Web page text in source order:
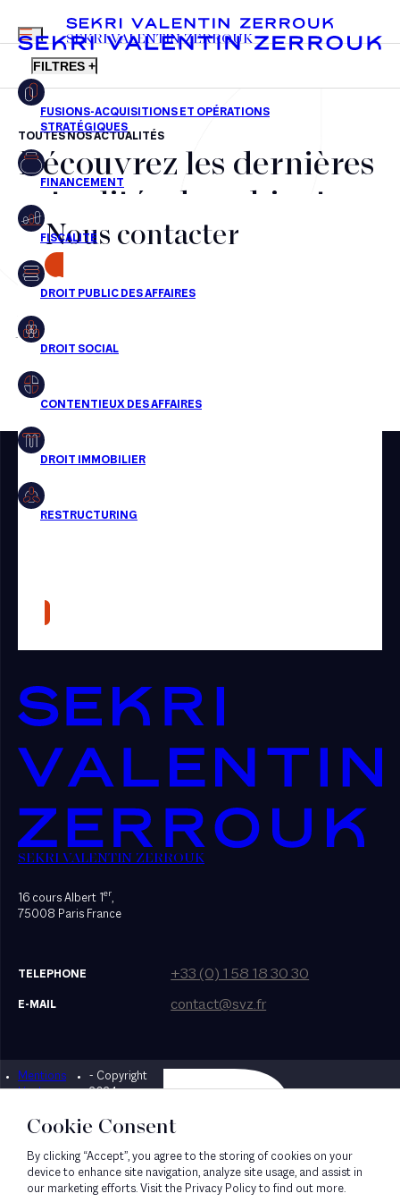
FR EN
MENU
SEKRI VALENTIN ZERROUK
FILTRES +
Fusions-acquisitions et opérations stratégiques
Financement
Fiscalité
Droit public des affaires
Droit social
Droit immobilier
Restructuring
Presse
TOUTES NOS ACTUALITÉS
Découvrez les dernières
actualités du cabinet,
nos récompenses et nos
transactions, jour après
jour
Aucun résultats pour cette recherche
Nous contacter
SEKRI VALENTIN ZERROUK
16 cours Albert 1er,
75008 Paris France
TELEPHONE +33 (0) 1 58 18 30 30
E-MAIL contact@svz.fr
Mentions
légales
- Copyright
2024
Designed by Bonhomme
Cookie Consent
By clicking “Accept”, you agree to the storing of cookies on your
device to enhance site navigation, analyze site usage, and assist in
our marketing efforts. Visit the Privacy Policy to find out more.